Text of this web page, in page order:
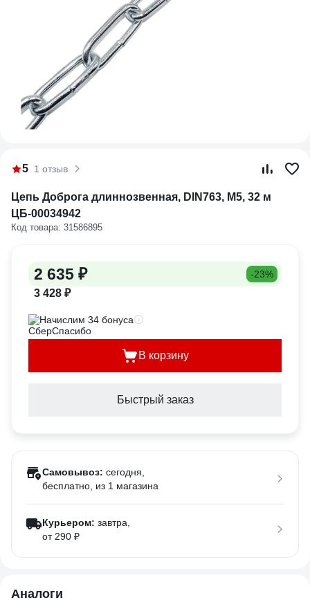
5 1 отзыв
Цепь Доброга длиннозвенная, DIN763, М5, 32 м
ЦБ-00034942
Код товара: 31586895
2 635 ₽ -23%
3 428 ₽
Начислим 34 бонуса
В корзину
Быстрый заказ
Самовывоз: сегодня,
бесплатно , из 1 магазина
Курьером: завтра,
от 290 ₽
Аналоги